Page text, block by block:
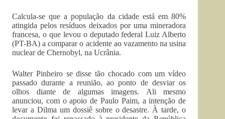
Calcula-se que a população da cidade está em 80%
atingida pelos resíduos deixados por uma mineradora
francesa, o que levou o deputado federal Luiz Alberto
(PT-BA) a comparar o acidente ao vazamento na usina
nuclear de Chernobyl, na Ucrânia.
Walter Pinheiro se disse tão chocado com um vídeo
passado durante a reunião, ao ponto de desviar os
olhos diante de algumas imagens. Ali mesmo
anunciou, com o apoio de Paulo Paim, a intenção de
levar a Dilma um dossiê sobre o desastre. À tarde, o